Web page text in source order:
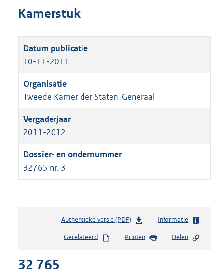
Kamerstuk
10-11-2011
Tweede Kamer der Staten-Generaal
2011-2012
32765 nr. 3
Authentieke versie (PDF)b
s
Informatie
Gerelateerd Printen Delen
32 765